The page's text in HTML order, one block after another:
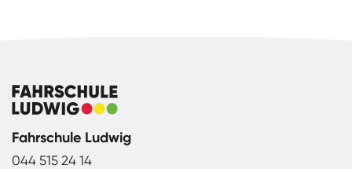
Fahrschule Ludwig
044 515 24 14